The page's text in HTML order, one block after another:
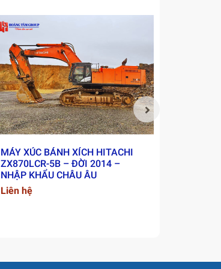
MÁY XÚC BÁNH XÍCH HITACHI
ZX870LCR-5B – ĐỜI 2014 –
NHẬP KHẨU CHÂU ÂU
Liên hệ